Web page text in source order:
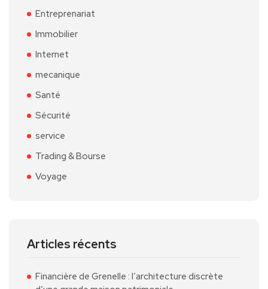
Entreprenariat
Immobilier
Internet
mecanique
Santé
Sécurité
service
Trading & Bourse
Voyage
Articles récents
Financière de Grenelle : l’architecture discrète